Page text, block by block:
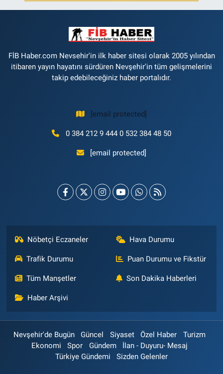
FİB Haber.com Nevsehir'in ilk haber sitesi olarak 2005 yılından
itibaren yayın hayatını sürdüren Nevşehir'in tüm gelişmelerini
takip edebileceğiniz haber portalıdır.
[email protected]
0 384 212 9 444 0 532 384 48 50
[email protected]
Nöbetçi Eczaneler Hava Durumu
Trafik Durumu Puan Durumu ve Fikstür
Tüm Manşetler Son Dakika Haberleri
Haber Arşivi
Nevşehir'de Bugün Güncel Siyaset Özel Haber
Turizm
Ekonomi
Spor Gündem
İlan - Duyuru- Mesaj
Türkiye Gündemi
Sizden Gelenler